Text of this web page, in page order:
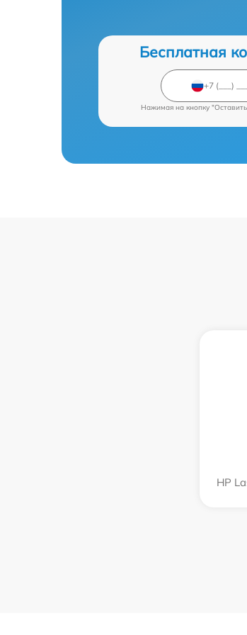
Бесплатная
Нажимая на кнопку
HP